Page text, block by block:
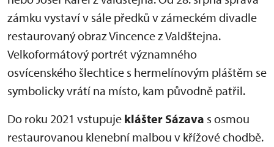
zámku vystaví v sále předků v zámeckém divadle
restaurovaný obraz Vincence z Valdštejna.
Velkoformátový portrét významného
osvícenského šlechtice s hermelínovým pláštěm se
symbolicky vrátí na místo, kam původně patřil.
Do roku 2021 vstupuje klášter Sázava s osmou
restaurovanou klenební malbou v křížové chodbě.